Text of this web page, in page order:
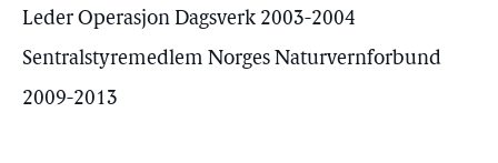
Leder Operasjon Dagsverk 2003-2004
Sentralstyremedlem Norges Naturvernforbund
2009-2013